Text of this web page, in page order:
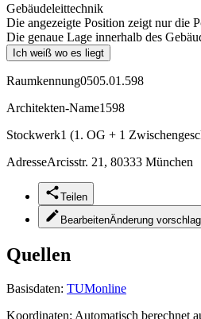
Gebäudeleittechnik
Die angezeigte Position zeigt nur die
Die genaue Lage innerhalb des
Ich weiß wo es liegt
Raumkennung0505.01.598
Architekten-Name1598
Stockwerk1 (1. OG + 1
AdresseArcisstr. 21, 80333 München
Teilen
BearbeitenÄnderung
Quellen
Basisdaten: TUMonline
Koordinaten: Automatisch berechnet